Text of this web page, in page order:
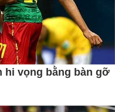
hi vọng bằng bàn gỡ